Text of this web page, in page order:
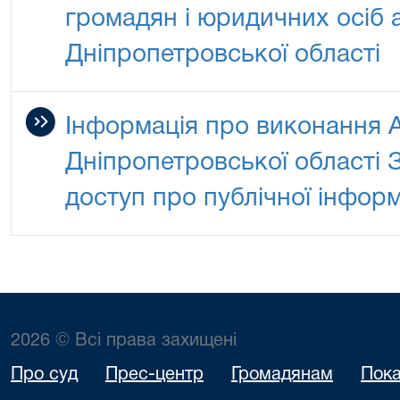
громадян і юридичних осіб
Дніпропетровської області
Інформація про виконання
Дніпропетровської
доступ про публічної
2026 © Всі права захищені
Про суд Прес-центр Громадянам